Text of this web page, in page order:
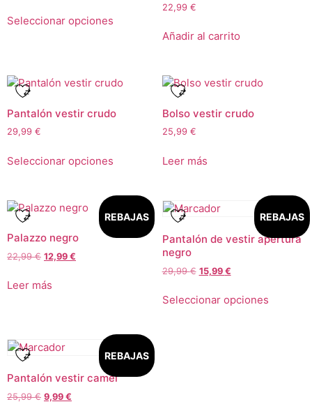
Seleccionar opciones
22,99 €
Añadir al carrito
Pantalón vestir crudo
29,99 €
Seleccionar opciones
Bolso vestir crudo
25,99 €
Leer más
REBAJAS
Palazzo negro
22,99€ 12,99 €
Leer más
REBAJAS
Pantalón de vestir apertura
negro
29,99€ 15,99 €
Seleccionar opciones
REBAJAS
Pantalón vestir camel
25,99€ 9,99 €